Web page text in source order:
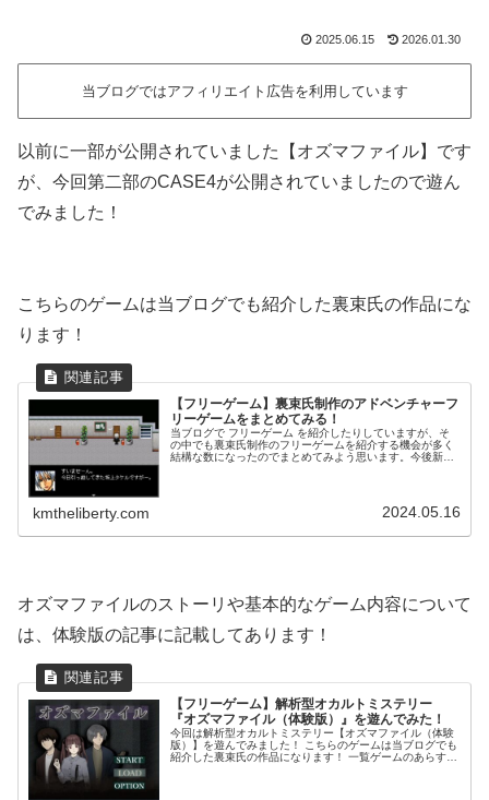
2025.06.15 2026.01.30
当ブログではアフィリエイト広告を利用しています
以前に一部が公開されていました【オズマファイル】です
が、今回第二部のCASE4が公開されていましたので遊ん
でみました！
こちらのゲームは当ブログでも紹介した裏束氏の作品にな
ります！
【フリーゲーム】裏束氏制作のアドベンチャーフ
リーゲームをまとめてみる！
当ブログで フリーゲーム を紹介したりしていますが、そ
の中でも裏束氏制作のフリーゲームを紹介する機会が多く
結構な数になったのでまとめてみよう思います。今後新作
kmtheliberty.com 2024.05.16
オズマファイルのストーリや基本的なゲーム内容について
は、体験版の記事に記載してあります！
【フリーゲーム】解析型オカルトミステリー
『オズマファイル（体験版）』を遊んでみた！
今回は解析型オカルトミステリー【オズマファイル（体験
版）】を遊んでみました！ こちらのゲームは当ブログでも
紹介した裏束氏の作品になります！ 一覧ゲームのあらす